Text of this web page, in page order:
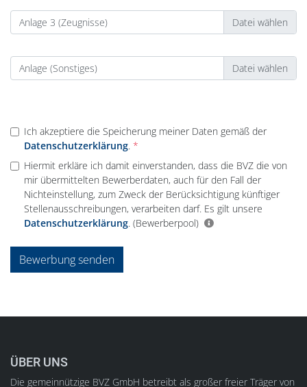
Anlage 3 (Zeugnisse)
Anlage (Sonstiges)
Ich akzeptiere die Speicherung meiner Daten gemäß der
Datenschutzerklärung.
Hiermit erkläre ich damit einverstanden, dass die BVZ die von
mir übermittelten Bewerberdaten, auch für den Fall der
Nichteinstellung, zum Zweck der Berücksichtigung künftiger
Stellenausschreibungen, verarbeiten darf. Es gilt unsere
Datenschutzerklärung. (Bewerberpool)
Bewerbung senden
ÜBER UNS
Die gemeinnützige BVZ GmbH betreibt als großer freier Träger von